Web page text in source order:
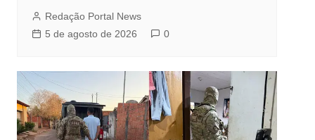
Redação Portal News
5 de agosto de 2026
0